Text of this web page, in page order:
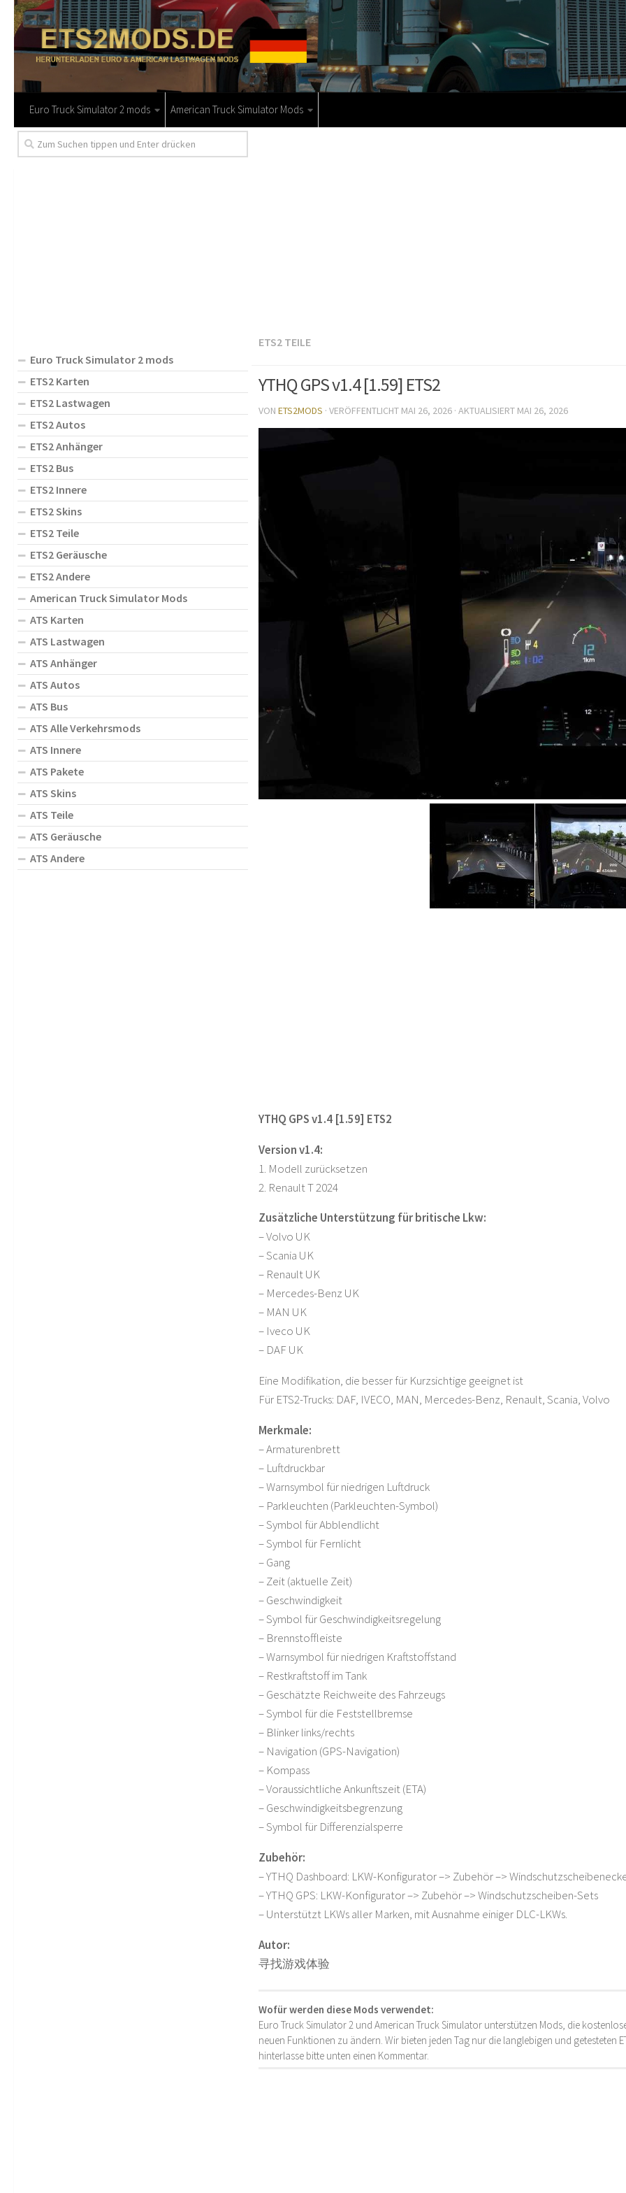
Euro Truck Simulator 2 mods American Truck Simulator Mods
ETS2 TEILE
YTHQ GPS v1.4 [1.59] ETS2
VON ETS2MODS · VERÖFFENTLICHT MAI 26, 2026 · AKTUALISIERT MAI 26, 2026
YTHQ GPS v1.4 [1.59] ETS2
Version v1.4:
1. Modell zurücksetzen
2. Renault T 2024
Zusätzliche Unterstützung für britische Lkw:
– Volvo UK
– Scania UK
– Renault UK
– Mercedes-Benz UK
– MAN UK
– Iveco UK
– DAF UK
Eine Modifikation, die besser für Kurzsichtige geeignet ist
Für ETS2-Trucks: DAF, IVECO, MAN, Mercedes-Benz, Renault, Scania, Volvo
Merkmale:
– Armaturenbrett
– Luftdruckbar
– Warnsymbol für niedrigen Luftdruck
– Parkleuchten (Parkleuchten-Symbol)
– Symbol für Abblendlicht
– Symbol für Fernlicht
– Gang
– Zeit (aktuelle Zeit)
– Geschwindigkeit
– Symbol für Geschwindigkeitsregelung
– Brennstoffleiste
– Warnsymbol für niedrigen Kraftstoffstand
– Restkraftstoff im Tank
– Geschätzte Reichweite des Fahrzeugs
– Symbol für die Feststellbremse
– Blinker links/rechts
– Navigation (GPS-Navigation)
– Kompass
– Voraussichtliche Ankunftszeit (ETA)
– Geschwindigkeitsbegrenzung
– Symbol für Differenzialsperre
Zubehör:
– YTHQ Dashboard: LKW-Konfigurator –> Zubehör –>
– YTHQ GPS: LKW-Konfigurator –> Zubehör –> Windschutzscheiben-Sets
– Unterstützt LKWs aller Marken, mit Ausnahme einiger DLC-LKWs.
Autor:
寻找游戏体验
Wofür werden diese Mods verwendet:
Euro Truck Simulator 2 und American Truck Simulator unterstützen Mods, die
neuen Funktionen zu ändern. Wir bieten jeden Tag nur die langlebigen und getesteten
hinterlasse bitte unten einen Kommentar.
Euro Truck Simulator 2 mods
ETS2 Karten
ETS2 Lastwagen
ETS2 Autos
ETS2 Anhänger
ETS2 Bus
ETS2 Innere
ETS2 Skins
ETS2 Teile
ETS2 Geräusche
ETS2 Andere
American Truck Simulator Mods
ATS Karten
ATS Lastwagen
ATS Anhänger
ATS Autos
ATS Bus
ATS Alle Verkehrsmods
ATS Innere
ATS Pakete
ATS Skins
ATS Teile
ATS Geräusche
ATS Andere